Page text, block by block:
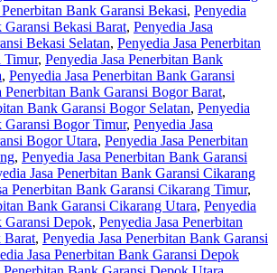
Penerbitan Bank Garansi Bekasi, Penyedia
Garansi Bekasi Barat, Penyedia Jasa
Bekasi Selatan, Penyedia Jasa Penerbitan
Timur, Penyedia Jasa Penerbitan Bank
, Penyedia Jasa Penerbitan Bank Garansi
Penerbitan Bank Garansi Bogor Barat,
Bank Garansi Bogor Selatan, Penyedia
Garansi Bogor Timur, Penyedia Jasa
Bogor Utara, Penyedia Jasa Penerbitan
, Penyedia Jasa Penerbitan Bank Garansi
Jasa Penerbitan Bank Garansi Cikarang
Penerbitan Bank Garansi Cikarang Timur,
Bank Garansi Cikarang Utara, Penyedia
Garansi Depok, Penyedia Jasa Penerbitan
Barat, Penyedia Jasa Penerbitan Bank Garansi
Jasa Penerbitan Bank Garansi Depok